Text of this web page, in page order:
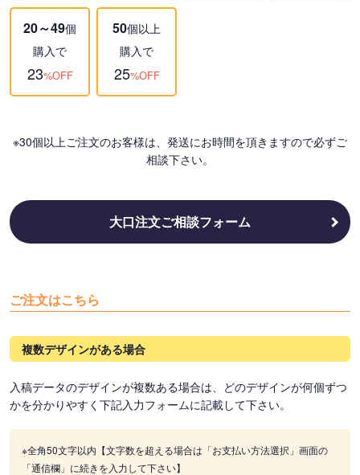
20～49個
購入で
23%OFF
50個以上
購入で
25%OFF
※30個以上ご注文のお客様は、発送にお時間を頂きますので必ずご
相談下さい。
大口注文ご相談フォーム
ご注文はこちら
複数デザインがある場合
入稿データのデザインが複数ある場合は、どのデザインが何個ずつ
かを分かりやすく下記入力フォームに記載して下さい。
※全角50文字以内【文字数を超える場合は「お支払い方法選択」画面の
「通信欄」に続きを入力して下さい】